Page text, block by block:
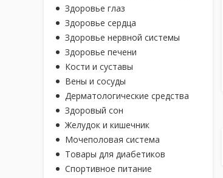
Здоровье глаз
Здоровье сердца
Здоровье нервной системы
Здоровье печени
Кости и суставы
Вены и сосуды
Дерматологические средства
Здоровый сон
Желудок и кишечник
Мочеполовая система
Товары для диабетиков
Спортивное питание